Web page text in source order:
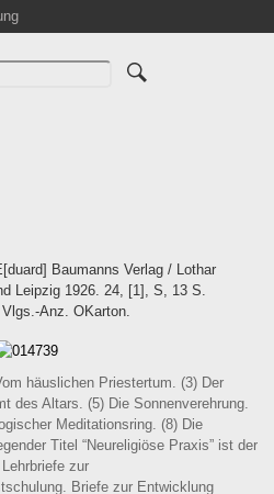
Baumanns Verlag / Lothar
Leipzig 1926. 24, [1], S, 13 S.
Anz. OKarton.
häuslichen Priestertum. (3) Der
des Altars. (5) Die Sonnenverehrung.
Meditationsring. (8) Die
Titel “Neureligiöse Praxis” ist der
Lehrbriefe zur
Briefe zur Entwicklung